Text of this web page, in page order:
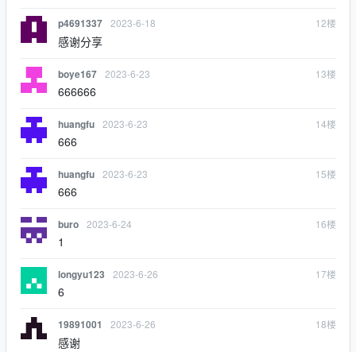
p4691337 2023-6-18 12楼
感谢分享
boye167 2023-6-23 13楼
666666
huangfu 2023-6-23 14楼
666
huangfu 2023-6-23 15楼
666
buro 2023-6-24 16楼
1
longyu123 2023-6-26 17楼
6
19891001 2023-6-26 18楼
感谢